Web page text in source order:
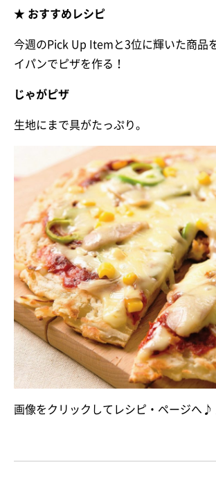
★ おすすめレシピ
今週のPick Up Itemと3位に輝いた商品
イパンでピザを作る！
じゃがピザ
生地にまで具がたっぷり。
画像をクリックしてレシピ・ページへ